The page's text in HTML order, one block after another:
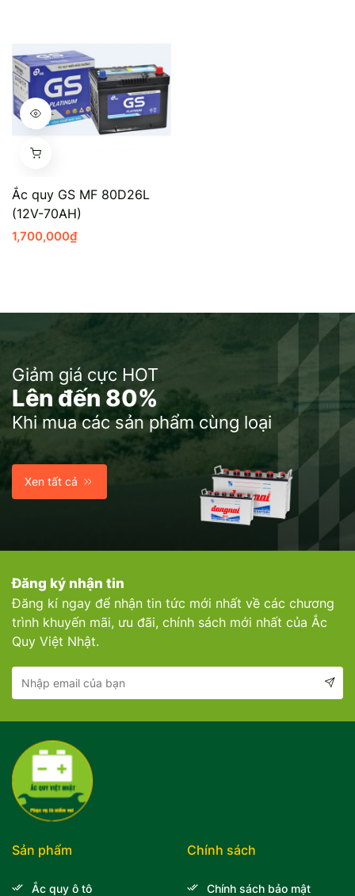
Ắc quy GS MF 80D26L
(12V-70AH)
1,700,000₫
Giảm giá cực HOT
Lên đến 80%
Khi mua các sản phẩm cùng loại
Xen tất cả
Đăng ký nhận tin
Đăng kí ngay để nhận tin tức mới nhất về các chương
trình khuyến mãi, ưu đãi, chính sách mới nhất của Ắc
Quy Việt Nhật.
Sản phẩm
Ắc quy ô tô
Chính sách
Chính sách bảo mật